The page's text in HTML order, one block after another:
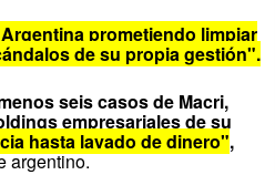
prometiendo limpiar
de su propia gestión".
seis casos de Macri,
empresariales de su
hasta lavado de dinero",
argentino.